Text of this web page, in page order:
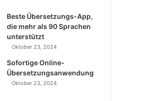
Beste Übersetzungs-App,
die mehr als 90 Sprachen
unterstützt
Oktober 23, 2024
Sofortige Online-
Übersetzungsanwendung
Oktober 23, 2024